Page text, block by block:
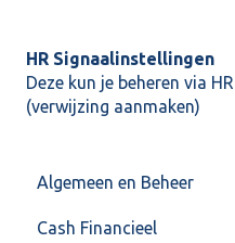
HR Signaalinstellingen
Deze kun je beheren via
(verwijzing aanmaken)
Algemeen en Beheer
Bank(koppeling)
Cash Financieel